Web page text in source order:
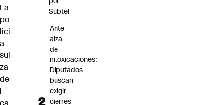
La
po
licí
a
sui
za
de
l
ca
Subtel
Ante
alza
de
intoxicaciones:
Diputados
buscan
exigir
cierres